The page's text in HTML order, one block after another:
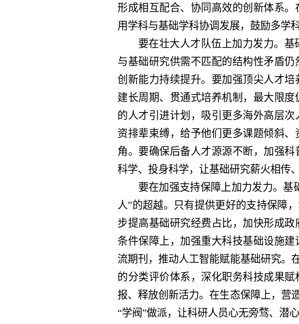
形成相互配合、协同高效的创新体系
用学科与基础学科协调发展，鼓励多学
要在壮大人才队伍上加力发力。
与基础研究供需不匹配的结构性矛盾
创新能力持续提升。要加强顶尖人才
建长周期、贯通式培养机制，最大限
的人才引进计划，吸引更多海外高层
资排辈束缚，给予他们更多课题倾斜
角。要确保后备人才源源不断，加强
科学、投身科学，让基础研究薪火相传
要在加强支持保障上加力发力。基
人”的超越。只有提供更好的支持保障
步提高基础研究经费占比，加快形成
条件保障上，加强重大科技基础设施
流期刊，推动人工智能赋能基础研究。
的分类评价体系，深化职务科技成果
报、释放创新活力。在生态保障上，营
“学阀”做派，让科研人员心无旁骛、潜心